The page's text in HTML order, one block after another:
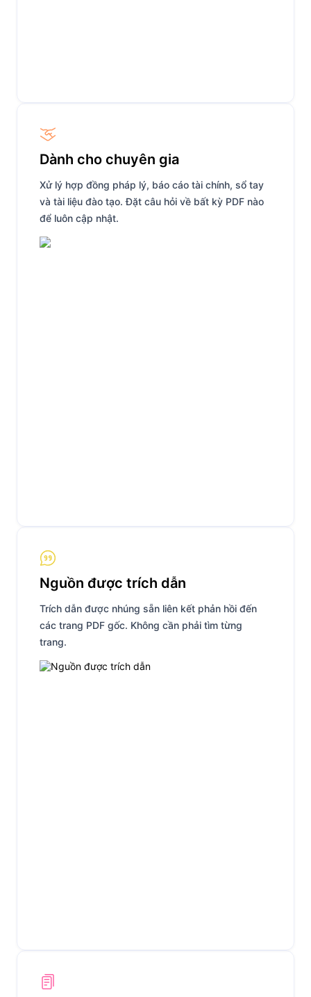
Dành cho chuyên gia
Xử lý hợp đồng pháp lý, báo cáo tài chính, sổ tay
và tài liệu đào tạo. Đặt câu hỏi về bất kỳ PDF nào
để luôn cập nhật.
Nguồn được trích dẫn
Trích dẫn được nhúng sẵn liên kết phản hồi đến
các trang PDF gốc. Không cần phải tìm từng
trang.